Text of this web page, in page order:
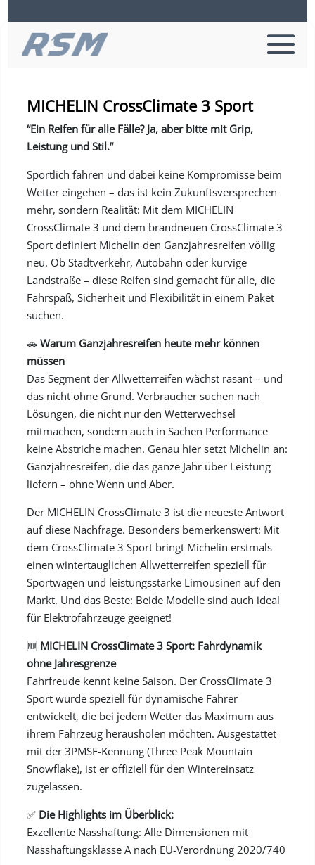
MICHELIN CrossClimate 3 Sport
“Ein Reifen für alle Fälle? Ja, aber bitte mit Grip,
Leistung und Stil.”
Sportlich fahren und dabei keine Kompromisse beim
Wetter eingehen – das ist kein Zukunftsversprechen
mehr, sondern Realität: Mit dem MICHELIN
CrossClimate 3 und dem brandneuen CrossClimate 3
Sport definiert Michelin den Ganzjahresreifen völlig
neu. Ob Stadtverkehr, Autobahn oder kurvige
Landstraße – diese Reifen sind gemacht für alle, die
Fahrspaß, Sicherheit und Flexibilität in einem Paket
suchen.
🚗 Warum Ganzjahresreifen heute mehr können
müssen
Das Segment der Allwetterreifen wächst rasant – und
das nicht ohne Grund. Verbraucher suchen nach
Lösungen, die nicht nur den Wetterwechsel
mitmachen, sondern auch in Sachen Performance
keine Abstriche machen. Genau hier setzt Michelin an:
Ganzjahresreifen, die das ganze Jahr über Leistung
liefern – ohne Wenn und Aber.
Der MICHELIN CrossClimate 3 ist die neueste Antwort
auf diese Nachfrage. Besonders bemerkenswert: Mit
dem CrossClimate 3 Sport bringt Michelin erstmals
einen wintertauglichen Allwetterreifen speziell für
Sportwagen und leistungsstarke Limousinen auf den
Markt. Und das Beste: Beide Modelle sind auch ideal
für Elektrofahrzeuge geeignet!
🆕 MICHELIN CrossClimate 3 Sport: Fahrdynamik
ohne Jahresgrenze
Fahrfreude kennt keine Saison. Der CrossClimate 3
Sport wurde speziell für dynamische Fahrer
entwickelt, die bei jedem Wetter das Maximum aus
ihrem Fahrzeug herausholen möchten. Ausgestattet
mit der 3PMSF-Kennung (Three Peak Mountain
Snowflake), ist er offiziell für den Wintereinsatz
zugelassen.
✅ Die Highlights im Überblick:
Exzellente Nasshaftung: Alle Dimensionen mit
Nasshaftungsklasse A nach EU-Verordnung 2020/740